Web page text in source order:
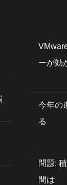
ーが効
今年の
る
問題:
間は